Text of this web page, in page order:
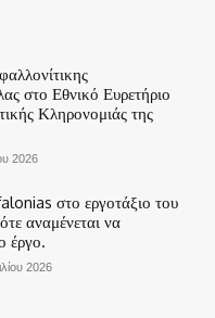
στο Εθνικό Ευρετήριο
Κληρονομιάς της
2026
στο εργοτάξιο του
αναμένεται να
έργο.
2026